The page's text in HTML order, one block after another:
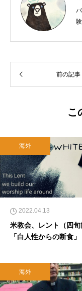
前の記事
こ
海外
2022.04.13
米教会、レント（四旬
「白人性からの断食」
海外